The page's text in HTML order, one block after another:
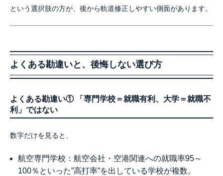
という選択肢の方が、後から軌道修正しやすい側面があります。
よくある勘違いと、後悔しない選び方
よくある勘違い① 「専門学校＝就職有利、大学＝就職不
利」ではない
数字だけを見ると、
航空専門学校：航空会社・空港関連への就職率95～
100％といった”高打率”を出している学校が複数。